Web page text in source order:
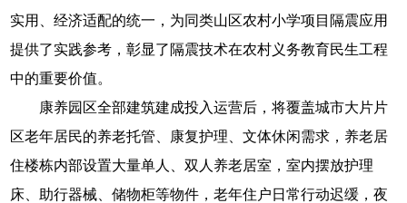
实用、经济适配的统一，为同类山区农村小学项目隔震应用
提供了实践参考，彰显了隔震技术在农村义务教育民生工程
中的重要价值。
康养园区全部建筑建成投入运营后，将覆盖城市大片片
区老年居民的养老托管、康复护理、文体休闲需求，养老居
住楼栋内部设置大量单人、双人养老居室，室内摆放护理
床、助行器械、储物柜等物件，老年住户日常行动迟缓，夜